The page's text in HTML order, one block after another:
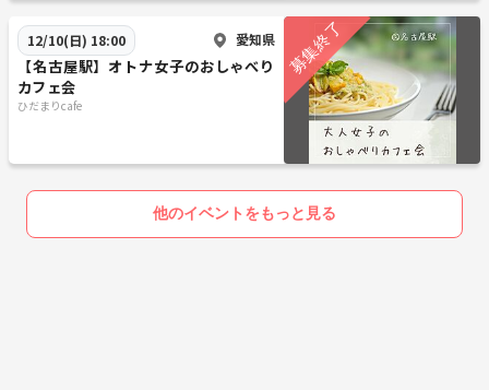
12/10(日) 18:00 愛知県
【名古屋駅】オトナ女子のおしゃべり
カフェ会
ひだまりcafe
他のイベントをもっと見る